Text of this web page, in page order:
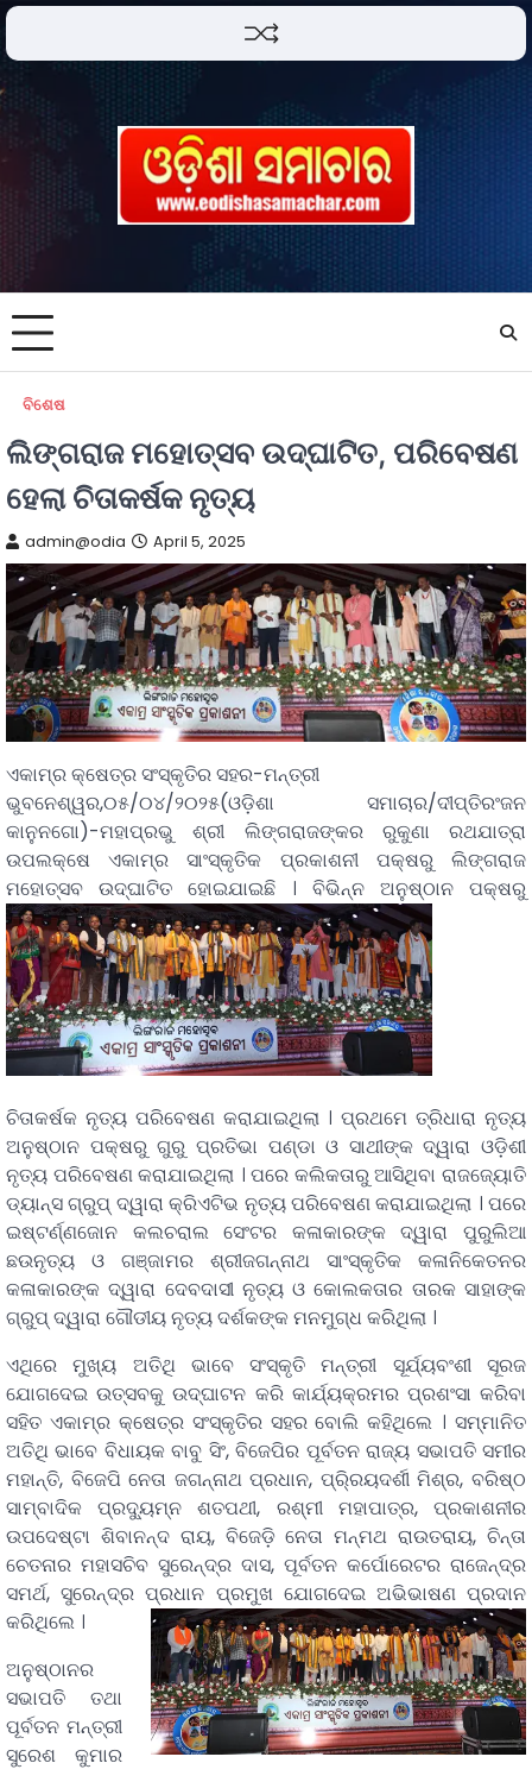
ବିଶେଷ
ଲିଙ୍ଗରାଜ ମହୋତ୍ସବ ଉଦ୍ଘାଟିତ, ପରିବେଷଣ
ହେଲା ଚିତାକର୍ଷକ ନୃତ୍ୟ
admin@odia April 5, 2025
ଏକାମ୍ର କ୍ଷେତ୍ର ସଂସ୍କୃତିର ସହର-ମନ୍ତ୍ରୀ
ଭୁବନେଶ୍ୱର,୦୫/୦୪/୨୦୨୫(ଓଡ଼ିଶା ସମାଚାର/ଦୀପ୍ତିରଂଜନ
କାନୁନଗୋ)-ମହାପ୍ରଭୁ ଶ୍ରୀ ଲିଙ୍ଗରାଜଙ୍କର ରୁକୁଣା ରଥଯାତ୍ରା
ଉପଲକ୍ଷେ ଏକାମ୍ର ସାଂସ୍କୃତିକ ପ୍ରକାଶନୀ ପକ୍ଷରୁ ଲିଙ୍ଗରାଜ
ମହୋତ୍ସବ ଉଦ୍ଘାଟିତ ହୋଇଯାଇଛି । ବିଭିନ୍ନ ଅନୁଷ୍ଠାନ ପକ୍ଷରୁ
ଚିତାକର୍ଷକ ନୃତ୍ୟ ପରିବେଷଣ କରାଯାଇଥିଲା । ପ୍ରଥମେ ତ୍ରିଧାରା ନୃତ୍ୟ
ଅନୁଷ୍ଠାନ ପକ୍ଷରୁ ଗୁରୁ ପ୍ରତିଭା ପଣ୍ଡା ଓ ସାଥୀଙ୍କ ଦ୍ୱାରା ଓଡ଼ିଶୀ
ନୃତ୍ୟ ପରିବେଷଣ କରାଯାଇଥିଲା । ପରେ କଲିକତାରୁ ଆସିଥିବା ରାଜଜ୍ୟୋତି
ଡ୍ୟାନ୍ସ ଗ୍ରୁପ୍ ଦ୍ୱାରା କ୍ରିଏଟିଭ ନୃତ୍ୟ ପରିବେଷଣ କରାଯାଇଥିଲା । ପରେ
ଇଷ୍ଟର୍ଣ୍ଣଜୋନ କଲଚରାଲ ସେଂଟର କଳାକାରଙ୍କ ଦ୍ୱାରା ପୁରୁଲିଆ
ଛଉନୃତ୍ୟ ଓ ଗଞ୍ଜାମର ଶ୍ରୀଜଗନ୍ନାଥ ସାଂସ୍କୃତିକ କଳାନିକେତନର
କଳାକାରଙ୍କ ଦ୍ୱାରା ଦେବଦାସୀ ନୃତ୍ୟ ଓ କୋଲକତାର ତାରକ ସାହାଙ୍କ
ଗ୍ରୁପ୍ ଦ୍ୱାରା ଗୌଡୀୟ ନୃତ୍ୟ ଦର୍ଶକଙ୍କ ମନମୁଗ୍ଧ କରିଥିଲା ।
ଏଥିରେ ମୁଖ୍ୟ ଅତିଥି ଭାବେ ସଂସ୍କୃତି ମନ୍ତ୍ରୀ ସୂର୍ଯ୍ୟବଂଶୀ ସୂରଜ
ଯୋଗଦେଇ ଉତ୍ସବକୁ ଉଦ୍ଘାଟନ କରି କାର୍ଯ୍ୟକ୍ରମର ପ୍ରଶଂସା କରିବା
ସହିତ ଏକାମ୍ର କ୍ଷେତ୍ର ସଂସ୍କୃତିର ସହର ବୋଲି କହିଥିଲେ । ସମ୍ମାନିତ
ଅତିଥି ଭାବେ ବିଧାୟକ ବାବୁ ସିଂ, ବିଜେପିର ପୂର୍ବତନ ରାଜ୍ୟ ସଭାପତି ସମୀର
ମହାନ୍ତି, ବିଜେପି ନେତା ଜଗନ୍ନାଥ ପ୍ରଧାନ, ପ୍ରି୍ରୟଦର୍ଶୀ ମିଶ୍ର, ବରିଷ୍ଠ
ସାମ୍ବାଦିକ ପ୍ରଦୁ୍ୟମ୍ନ ଶତପଥୀ, ରଶ୍ମୀ ମହାପାତ୍ର, ପ୍ରକାଶନୀର
ଉପଦେଷ୍ଟା ଶିବାନନ୍ଦ ରାୟ, ବିଜେଡ଼ି ନେତା ମନ୍ମଥ ରାଉତରାୟ, ଚିନ୍ତା
ଚେତନାର ମହାସଚିବ ସୁରେନ୍ଦ୍ର ଦାସ, ପୂର୍ବତନ କର୍ପୋରେଟର ରାଜେନ୍ଦ୍ର
ସମର୍ଥ, ସୁରେନ୍ଦ୍ର ପ୍ରଧାନ ପ୍ରମୁଖ ଯୋଗଦେଇ ଅଭିଭାଷଣ ପ୍ରଦାନ
କରିଥିଲେ ।
ଅନୁଷ୍ଠାନର
ସଭାପତି ତଥା
ପୂର୍ବତନ ମନ୍ତ୍ରୀ
ସୁରେଶ କୁମାର